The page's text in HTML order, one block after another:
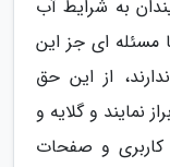
به شرایط آب
مسئله ای جز این
از این حق
نمایند و گلایه و
و صفحات